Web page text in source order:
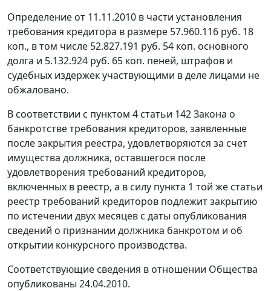
Определение от 11.11.2010 в части установления
требования кредитора в размере 57.960.116 руб. 18
коп., в том числе 52.827.191 руб. 54 коп. основного
долга и 5.132.924 руб. 65 коп. пеней, штрафов и
судебных издержек участвующими в деле лицами не
обжаловано.
В соответствии с пунктом 4 статьи 142Закона о
банкротстве требования кредиторов, заявленные
после закрытия реестра, удовлетворяются за счет
имущества должника, оставшегося после
удовлетворения требований кредиторов,
включенных в реестр, а в силу пункта 1 той же статьи
реестр требований кредиторов подлежит закрытию
по истечении двух месяцев с даты опубликования
сведений о признании должника банкротом и об
открытии конкурсного производства.
Соответствующие сведения в отношении Общества
опубликованы 24.04.2010.